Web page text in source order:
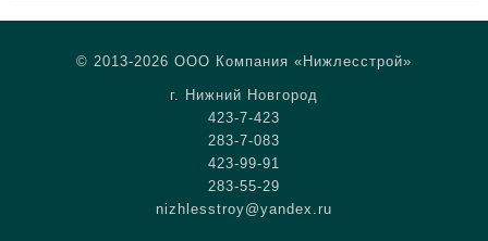
© 2013-2026 ООО Компания «Нижлесстрой»
г. Нижний Новгород
423-7-423
283-7-083
423-99-91
283-55-29
nizhlesstroy@yandex.ru